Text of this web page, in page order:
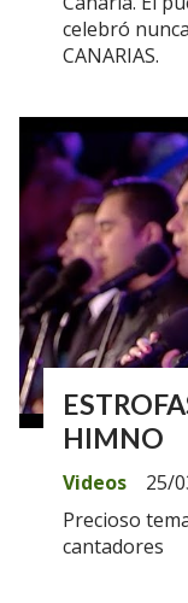
celebró
CANARIAS.
HIMNO
Videos
25/
Precioso
cantadores